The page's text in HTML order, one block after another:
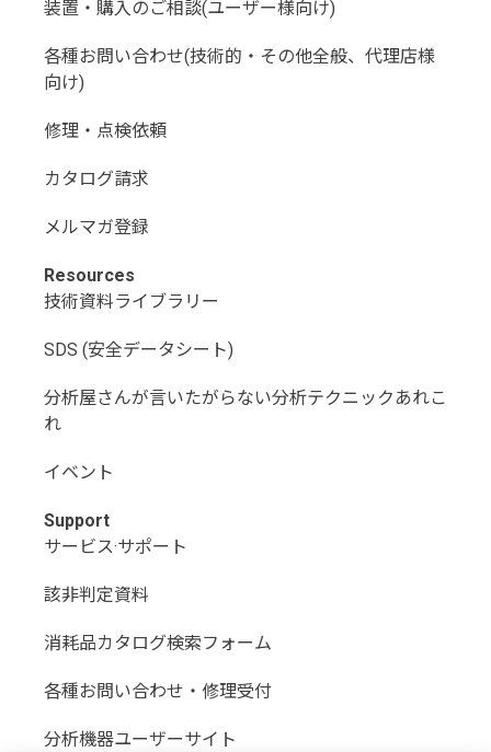
装置・購入のご相談(ユーザー様向け)
各種お問い合わせ(技術的・その他全般、代理店様
向け)
修理・点検依頼
カタログ請求
メルマガ登録
Resources
技術資料ライブラリー
SDS (安全データシート)
分析屋さんが言いたがらない分析テクニックあれこ
れ
イベント
Support
サービス·サポート
該非判定資料
消耗品カタログ検索フォーム
各種お問い合わせ・修理受付
分析機器ユーザーサイト